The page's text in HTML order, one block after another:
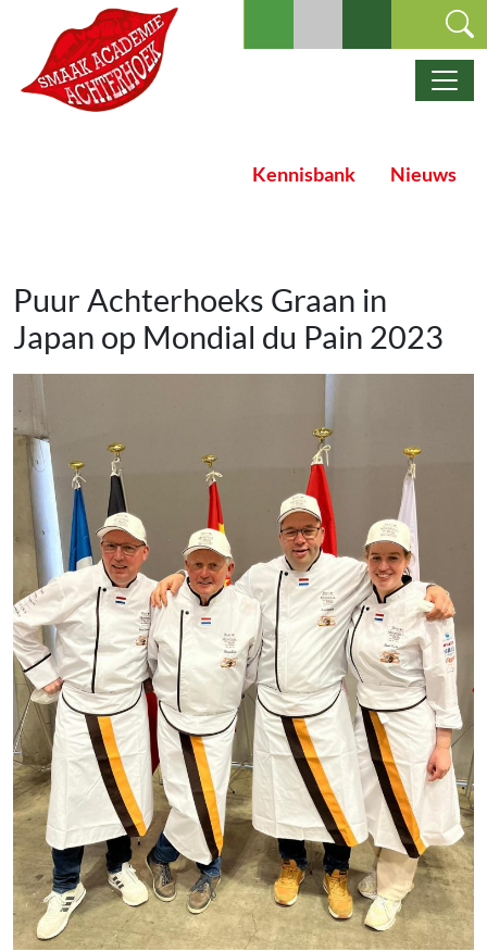
Ga naar de inhoud
Hoofdnavigatie
Kennisbank Nieuws
Puur Achterhoeks Graan in
Japan op Mondial du Pain 2023